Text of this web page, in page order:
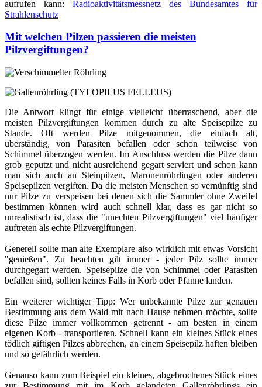
aufrufen kann: Radioaktivitätsmessnetz des Bundesamtes für
Strahlenschutz
Mit welchen Pilzen passieren die meisten
Pilzvergiftungen?
Die Antwort klingt für einige vielleicht überraschend, aber die
meisten Pilzvergiftungen kommen durch zu alte Speisepilze zu
Stande. Oft werden Pilze mitgenommen, die einfach alt,
überständig, von Parasiten befallen oder schon teilweise von
Schimmel überzogen werden. Im Anschluss werden die Pilze dann
grob geputzt und nicht ausreichend gegart serviert und schon kann
man sich auch an Steinpilzen, Maronenröhrlingen oder anderen
Speisepilzen vergiften. Da die meisten Menschen so vernünftig sind
nur Pilze zu verspeisen bei denen sich die Sammler ohne Zweifel
bestimmen können wird auch schnell klar, dass es gar nicht so
unrealistisch ist, dass die "unechten Pilzvergiftungen" viel häufiger
auftreten als echte Pilzvergiftungen.
Generell sollte man alte Exemplare also wirklich mit etwas Vorsicht
"genießen". Zu beachten gilt immer - jeder Pilz sollte immer
durchgegart werden. Speisepilze die von Schimmel oder Parasiten
befallen sind, sollten keines Falls in Korb oder Pfanne landen.
Ein weiterer wichtiger Tipp: Wer unbekannte Pilze zur genauen
Bestimmung aus dem Wald mit nach Hause nehmen möchte, sollte
diese Pilze immer vollkommen getrennt - am besten in einem
eigenen Korb - transportieren. Schnell kann ein kleines Stück eines
tödlich giftigen Pilzes abbrechen, an einem Speisepilz haften bleiben
und so gefährlich werden.
Genauso kann zum Beispiel ein kleines, abgebrochenes Stück eines